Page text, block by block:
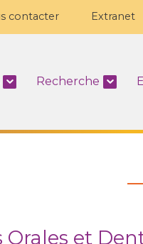
contacter Extranet
Recherche
Orales et